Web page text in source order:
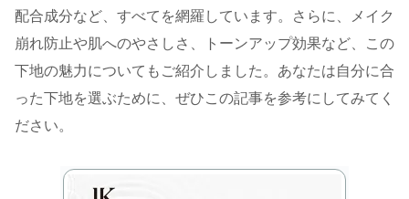
配合成分など、すべてを網羅しています。さらに、メイク
崩れ防止や肌へのやさしさ、トーンアップ効果など、この
下地の魅力についてもご紹介しました。あなたは自分に合
った下地を選ぶために、ぜひこの記事を参考にしてみてく
ださい。